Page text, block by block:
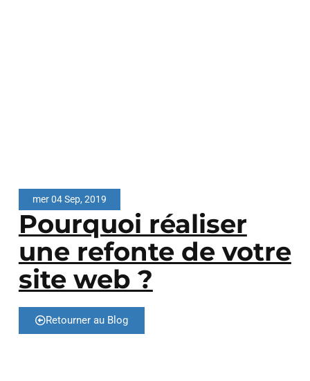
mer 04 Sep, 2019
Pourquoi réaliser
une refonte de votre
site web ?
Retourner au Blog